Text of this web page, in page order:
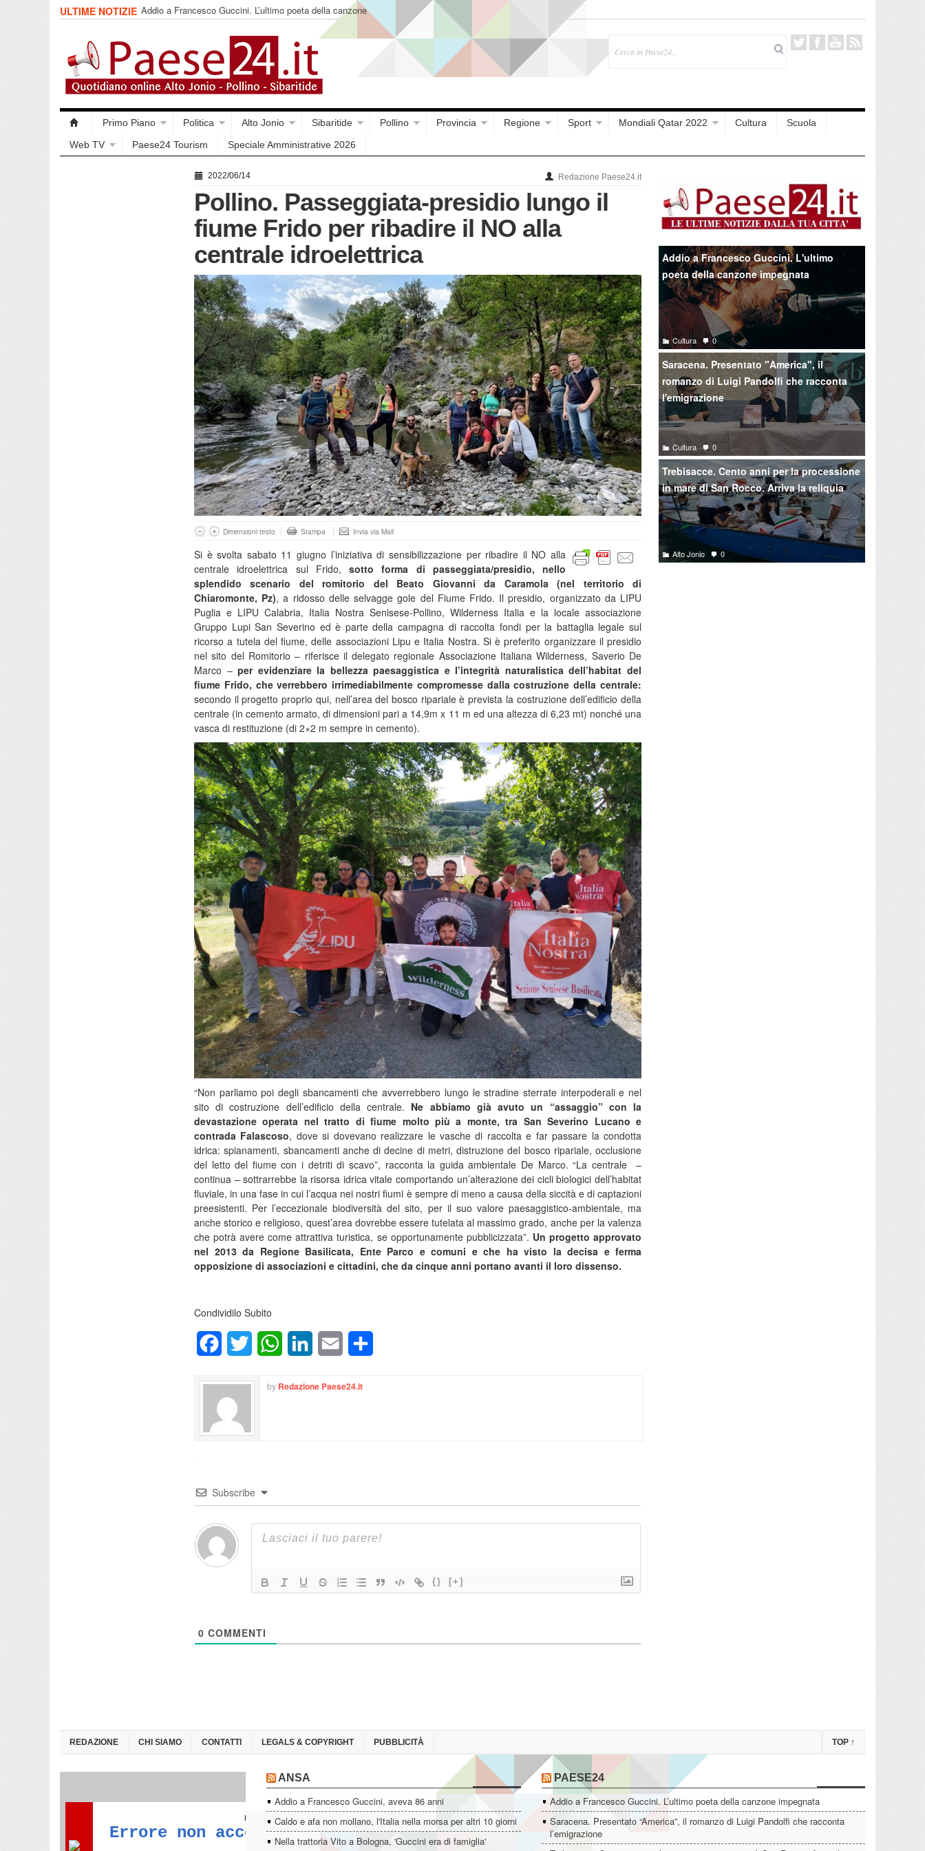
ULTIME NOTIZIE Addio a Francesco Guccini. L’ultimo poeta della canzone
impegnata
Primo Piano Politica Alto Jonio Sibaritide Pollino Provincia Regione Sport Mondiali Qatar 2022 Cultura
Scuola
Web TV
Paese24 Tourism Speciale Amministrative 2026
2022/06/14 Redazione Paese24.it
Pollino. Passeggiata-presidio lungo il
fiume Frido per ribadire il NO alla
centrale idroelettrica
Dimensioni testo Stampa Invia via Mail
Si è svolta sabato 11 giugno l’iniziativa di sensibilizzazione per ribadire il NO alla
centrale idroelettrica sul Frido, sotto forma di passeggiata/presidio, nello
splendido scenario del romitorio del Beato Giovanni da Caramola (nel territorio di
Chiaromonte, Pz), a ridosso delle selvagge gole del Fiume Frido. Il presidio, organizzato da LIPU
Puglia e LIPU Calabria, Italia Nostra Senisese-Pollino, Wilderness Italia e la locale associazione
Gruppo Lupi San Severino ed è parte della campagna di raccolta fondi per la battaglia legale sul
ricorso a tutela del fiume, delle associazioni Lipu e Italia Nostra. Si è preferito organizzare il presidio
nel sito del Romitorio – riferisce il delegato regionale Associazione Italiana Wilderness, Saverio De
Marco –per evidenziare la bellezza paesaggistica e l’integrità naturalistica dell’habitat del
fiume Frido, che verrebbero irrimediabilmente compromesse dalla costruzione della centrale:
secondo il progetto proprio qui, nell’area del bosco ripariale è prevista la costruzione dell’edificio della
centrale (in cemento armato, di dimensioni pari a 14,9m x 11 m ed una altezza di 6,23 mt) nonché una
vasca di restituzione (di 2×2 m sempre in cemento).
“Non parliamo poi degli sbancamenti che avverrebbero lungo le stradine sterrate interpoderali e nel
sito di costruzione dell’edificio della centrale. Ne abbiamo già avuto un “assaggio” con la
devastazione operata nel tratto di fiume molto più a monte, tra San Severino Lucano e
contrada Falascoso, dove si dovevano realizzare le vasche di raccolta e far passare la condotta
idrica: spianamenti, sbancamenti anche di decine di metri, distruzione del bosco ripariale, occlusione
del letto del fiume con i detriti di scavo”, racconta la guida ambientale De Marco. “La centrale –
continua – sottrarrebbe la risorsa idrica vitale comportando un’alterazione dei cicli biologici dell’habitat
fluviale, in una fase in cui l’acqua nei nostri fiumi è sempre di meno a causa della siccità e di captazioni
preesistenti. Per l’eccezionale biodiversità del sito, per il suo valore paesaggistico-ambientale, ma
anche storico e religioso, quest’area dovrebbe essere tutelata al massimo grado, anche per la valenza
che potrà avere come attrattiva turistica, se opportunamente pubblicizzata”. Un progetto approvato
nel 2013 da Regione Basilicata, Ente Parco e comuni e che ha visto la decisa e ferma
opposizione di associazioni e cittadini, che da cinque anni portano avanti il loro dissenso.
Condividilo Subito
FacebookTwitter WhatsAppLinkedInEmail
by Redazione Paese24.it
Subscribe
{} [+]
0 COMMENTI
Addio a Francesco Guccini. L'ultimo
poeta della canzone impegnata
Cultura 0
Saracena. Presentato "America", il
romanzo di Luigi Pandolfi che racconta
l'emigrazione
Cultura 0
Trebisacce. Cento anni per la processione
in mare di San Rocco. Arriva la reliquia
Alto Jonio 0
REDAZIONE CHI SIAMO CONTATTI LEGALS & COPYRIGHT PUBBLICITÀ TOP ↑
ANSA
Addio a Francesco Guccini, aveva 86 anni
Caldo e afa non mollano, l'Italia nella morsa per altri 10 giorni
Nella trattoria Vito a Bologna, 'Guccini era di famiglia'
PAESE24
Addio a Francesco Guccini. L’ultimo poeta della canzone impegnata
Saracena. Presentato “America”, il romanzo di Luigi Pandolfi che racconta
l’emigrazione